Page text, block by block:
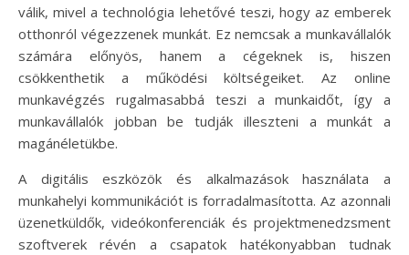
válik, mivel a technológia lehetővé teszi, hogy az emberek
otthonról végezzenek munkát. Ez nemcsak a munkavállalók
számára előnyös, hanem a cégeknek is, hiszen
csökkenthetik a működési költségeiket. Az online
munkavégzés rugalmasabbá teszi a munkaidőt, így a
munkavállalók jobban be tudják illeszteni a munkát a
magánéletükbe.
A digitális eszközök és alkalmazások használata a
munkahelyi kommunikációt is forradalmasította. Az azonnali
üzenetküldők, videókonferenciák és projektmenedzsment
szoftverek révén a csapatok hatékonyabban tudnak